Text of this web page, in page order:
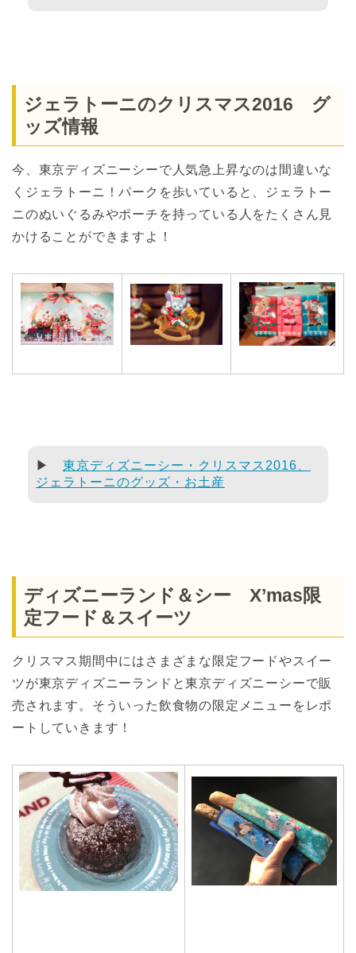
ジェラトーニのクリスマス2016 グ
ッズ情報
今、東京ディズニーシーで人気急上昇なのは間違いな
くジェラトーニ！パークを歩いていると、ジェラトー
ニのぬいぐるみやポーチを持っている人をたくさん見
かけることができますよ！
▶ 東京ディズニーシー・クリスマス2016、
ジェラトーニのグッズ・お土産
ディズニーランド＆シー X’mas限
定フード＆スイーツ
クリスマス期間中にはさまざまな限定フードやスイー
ツが東京ディズニーランドと東京ディズニーシーで販
売されます。そういった飲食物の限定メニューをレポ
ートしていきます！